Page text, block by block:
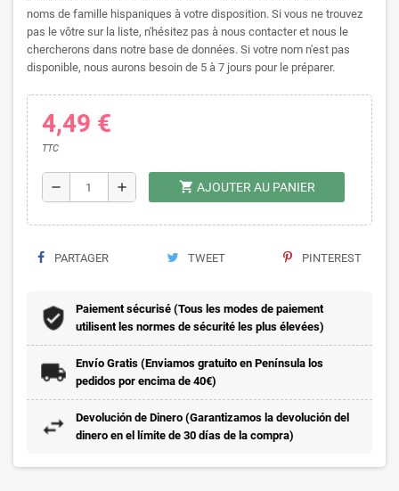
noms de famille hispaniques à votre disposition. Si vous ne trouvez
pas le vôtre sur la liste, n'hésitez pas à nous contacter et nous le
chercherons dans notre base de données. Si votre nom n'est pas
disponible, nous aurons besoin de 5 à 7 jours pour le préparer.
4,49 €
TTC
remove add shopping_cart AJOUTER AU PANIER
PARTAGER TWEET PINTEREST
Paiement sécurisé (Tous les modes de paiement
utilisent les normes de sécurité les plus élevées)
Envío Gratis (Enviamos gratuito en Península los
pedidos por encima de 40€)
Devolución de Dinero (Garantizamos la devolución del
dinero en el límite de 30 días de la compra)